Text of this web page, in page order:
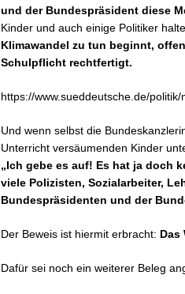
und der Bundespräsident diese
Kinder und auch einige Politiker
Klimawandel zu tun beginnt,
Schulpflicht rechtfertigt.
https://www.sueddeutsche.de/
Und wenn selbst die
Unterricht versäumenden Kinder
„Ich gebe es auf! Es hat ja doch
viele Polizisten, Sozialarbeiter,
Bundespräsidenten und der
Der Beweis ist hiermit erbracht: Das
Dafür sei noch ein weiterer Beleg